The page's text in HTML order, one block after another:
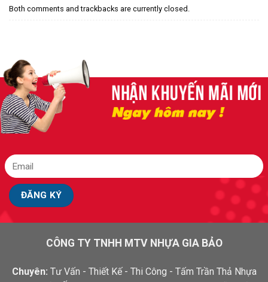
Both comments and trackbacks are currently closed.
CÔNG TY TNHH MTV NHỰA GIA BẢO
Chuyên: Tư Vấn - Thiết Kế - Thi Công - Tấm Trần Thả Nhựa